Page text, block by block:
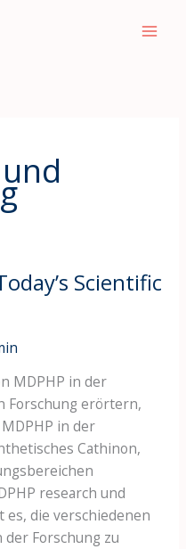
Scientific
MDPHP in der
Forschung erörtern,
in der
Cathinon,
research und
es, die verschiedenen
Forschung zu